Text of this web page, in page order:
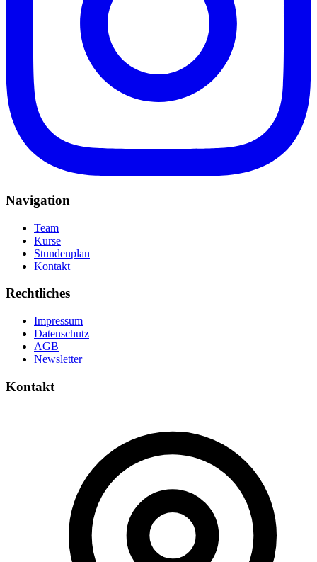
Navigation
Team
Kurse
Stundenplan
Kontakt
Rechtliches
Impressum
Datenschutz
AGB
Newsletter
Kontakt